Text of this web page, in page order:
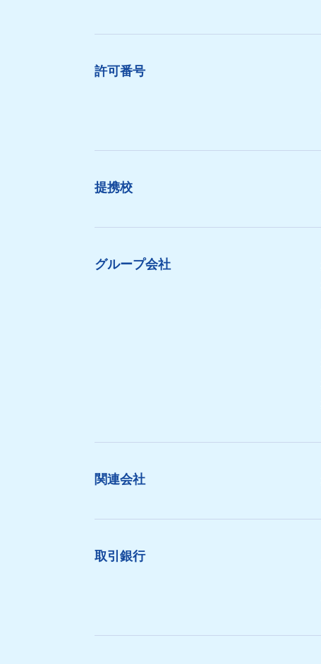
許可番号
提携校
グループ会社
関連会社
取引銀行